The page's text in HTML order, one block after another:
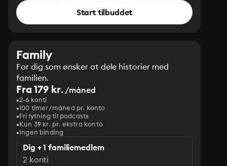
Start tilbuddet
Family
For dig som ønsker at dele historier med
familien.
Fra 179 kr./måned
2-6 konti
100 timer/måned pr. konto
Fri lytning til podcasts
Kun 39 kr. pr. ekstra konto
Ingen binding
Dig + 1 familiemedlem
2 konti